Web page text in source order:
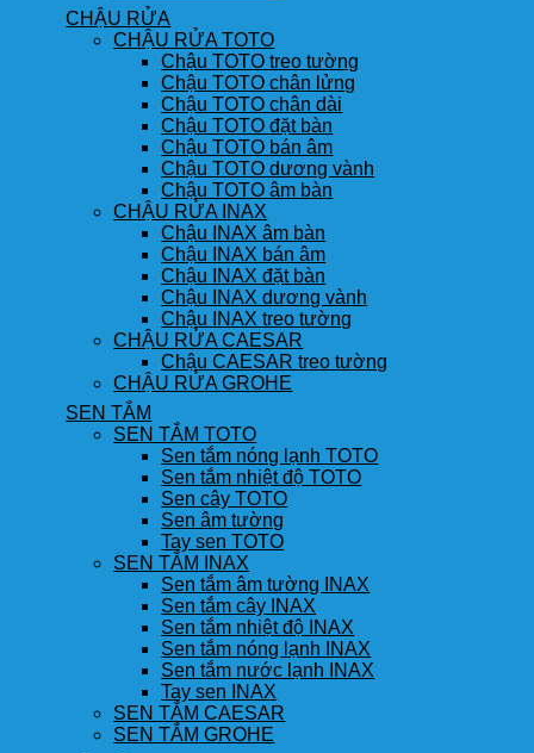
CHẬU RỬA
CHẬU RỬA TOTO
Chậu TOTO treo tường
Chậu TOTO chân lửng
Chậu TOTO chân dài
Chậu TOTO đặt bàn
Chậu TOTO bán âm
Chậu TOTO dương vành
Chậu TOTO âm bàn
CHẬU RỬA INAX
Chậu INAX âm bàn
Chậu INAX bán âm
Chậu INAX đặt bàn
Chậu INAX dương vành
Chậu INAX treo tường
CHẬU RỬA CAESAR
Chậu CAESAR treo tường
CHẬU RỬA GROHE
SEN TẮM
SEN TẮM TOTO
Sen tắm nóng lạnh TOTO
Sen tắm nhiệt độ TOTO
Sen cây TOTO
Sen âm tường
Tay sen TOTO
SEN TẮM INAX
Sen tắm âm tường INAX
Sen tắm cây INAX
Sen tắm nhiệt độ INAX
Sen tắm nóng lạnh INAX
Sen tắm nước lạnh INAX
Tay sen INAX
SEN TẮM CAESAR
SEN TẮM GROHE